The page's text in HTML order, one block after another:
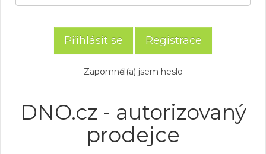
Registrace
Zapomněl(a) jsem heslo
DNO.cz - autorizovaný
prodejce